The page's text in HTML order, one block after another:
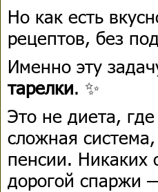
Но как есть
рецептов, без
Именно эту
тарелки. ✨
Это не диета,
сложная
пенсии. Никаких
дорогой спаржи